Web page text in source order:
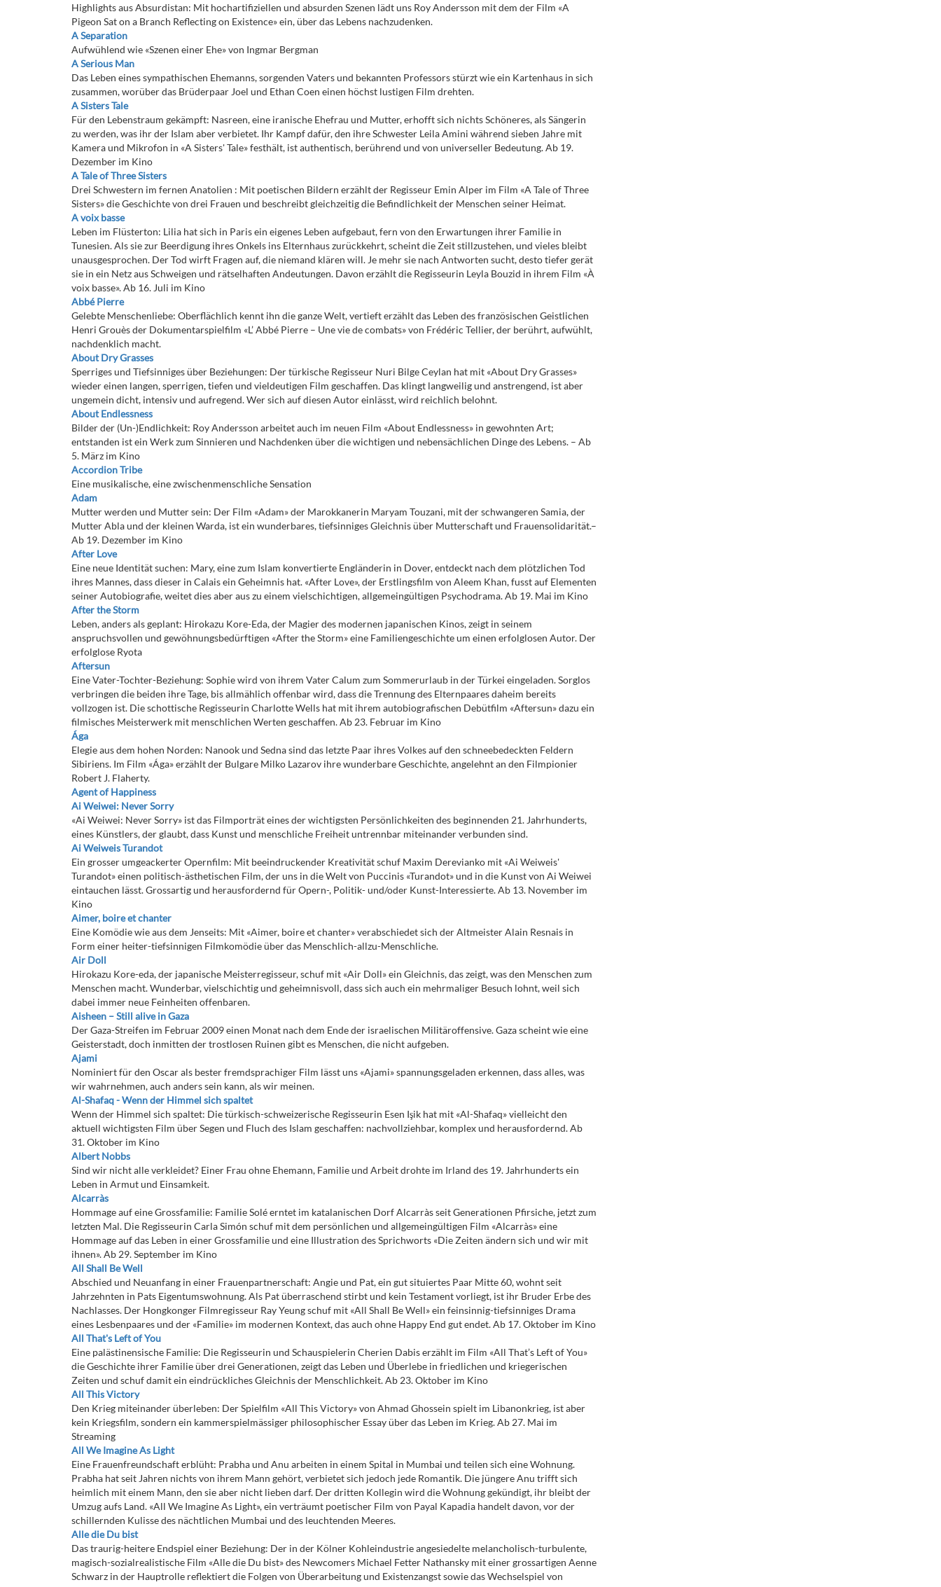
Highlights aus Absurdistan: Mit hochartifiziellen und absurden Szenen lädt uns Roy Andersson mit dem der Film «A
Pigeon Sat on a Branch Reflecting on Existence» ein, über das Lebens nachzudenken.
A Separation
Aufwühlend wie «Szenen einer Ehe» von Ingmar Bergman
A Serious Man
Das Leben eines sympathischen Ehemanns, sorgenden Vaters und bekannten Professors stürzt wie ein Kartenhaus in sich
zusammen, worüber das Brüderpaar Joel und Ethan Coen einen höchst lustigen Film drehten.
A Sisters Tale
Für den Lebenstraum gekämpft: Nasreen, eine iranische Ehefrau und Mutter, erhofft sich nichts Schöneres, als Sängerin
zu werden, was ihr der Islam aber verbietet. Ihr Kampf dafür, den ihre Schwester Leila Amini während sieben Jahre mit
Kamera und Mikrofon in «A Sisters' Tale» festhält, ist authentisch, berührend und von universeller Bedeutung. Ab 19.
Dezember im Kino
A Tale of Three Sisters
Drei Schwestern im fernen Anatolien : Mit poetischen Bildern erzählt der Regisseur Emin Alper im Film «A Tale of Three
Sisters» die Geschichte von drei Frauen und beschreibt gleichzeitig die Befindlichkeit der Menschen seiner Heimat.
A voix basse
Leben im Flüsterton: Lilia hat sich in Paris ein eigenes Leben aufgebaut, fern von den Erwartungen ihrer Familie in
Tunesien. Als sie zur Beerdigung ihres Onkels ins Elternhaus zurückkehrt, scheint die Zeit stillzustehen, und vieles bleibt
unausgesprochen. Der Tod wirft Fragen auf, die niemand klären will. Je mehr sie nach Antworten sucht, desto tiefer gerät
sie in ein Netz aus Schweigen und rätselhaften Andeutungen. Davon erzählt die Regisseurin Leyla Bouzid in ihrem Film «À
voix basse». Ab 16. Juli im Kino
Abbé Pierre
Gelebte Menschenliebe: Oberflächlich kennt ihn die ganze Welt, vertieft erzählt das Leben des französischen Geistlichen
Henri Grouès der Dokumentarspielfilm «L’ Abbé Pierre – Une vie de combats» von Frédéric Tellier, der berührt, aufwühlt,
nachdenklich macht.
About Dry Grasses
Sperriges und Tiefsinniges über Beziehungen: Der türkische Regisseur Nuri Bilge Ceylan hat mit «About Dry Grasses»
wieder einen langen, sperrigen, tiefen und vieldeutigen Film geschaffen. Das klingt langweilig und anstrengend, ist aber
ungemein dicht, intensiv und aufregend. Wer sich auf diesen Autor einlässt, wird reichlich belohnt.
About Endlessness
Bilder der (Un-)Endlichkeit: Roy Andersson arbeitet auch im neuen Film «About Endlessness» in gewohnten Art;
entstanden ist ein Werk zum Sinnieren und Nachdenken über die wichtigen und nebensächlichen Dinge des Lebens. – Ab
5. März im Kino
Accordion Tribe
Eine musikalische, eine zwischenmenschliche Sensation
Adam
Mutter werden und Mutter sein: Der Film «Adam» der Marokkanerin Maryam Touzani, mit der schwangeren Samia, der
Mutter Abla und der kleinen Warda, ist ein wunderbares, tiefsinniges Gleichnis über Mutterschaft und Frauensolidarität.–
Ab 19. Dezember im Kino
After Love
Eine neue Identität suchen: Mary, eine zum Islam konvertierte Engländerin in Dover, entdeckt nach dem plötzlichen Tod
ihres Mannes, dass dieser in Calais ein Geheimnis hat. «After Love», der Erstlingsfilm von Aleem Khan, fusst auf Elementen
seiner Autobiografie, weitet dies aber aus zu einem vielschichtigen, allgemeingültigen Psychodrama. Ab 19. Mai im Kino
After the Storm
Leben, anders als geplant: Hirokazu Kore-Eda, der Magier des modernen japanischen Kinos, zeigt in seinem
anspruchsvollen und gewöhnungsbedürftigen «After the Storm» eine Familiengeschichte um einen erfolglosen Autor. Der
erfolglose Ryota
Aftersun
Eine Vater-Tochter-Beziehung: Sophie wird von ihrem Vater Calum zum Sommerurlaub in der Türkei eingeladen. Sorglos
verbringen die beiden ihre Tage, bis allmählich offenbar wird, dass die Trennung des Elternpaares daheim bereits
vollzogen ist. Die schottische Regisseurin Charlotte Wells hat mit ihrem autobiografischen Debütfilm «Aftersun» dazu ein
filmisches Meisterwerk mit menschlichen Werten geschaffen. Ab 23. Februar im Kino
Ága
Elegie aus dem hohen Norden: Nanook und Sedna sind das letzte Paar ihres Volkes auf den schneebedeckten Feldern
Sibiriens. Im Film «Ága» erzählt der Bulgare Milko Lazarov ihre wunderbare Geschichte, angelehnt an den Filmpionier
Robert J. Flaherty.
Agent of Happiness
Ai Weiwei: Never Sorry
«Ai Weiwei: Never Sorry» ist das Filmporträt eines der wichtigsten Persönlichkeiten des beginnenden 21. Jahrhunderts,
eines Künstlers, der glaubt, dass Kunst und menschliche Freiheit untrennbar miteinander verbunden sind.
Ai Weiweis Turandot
Ein grosser umgeackerter Opernfilm: Mit beeindruckender Kreativität schuf Maxim Derevianko mit «Ai Weiweis'
Turandot» einen politisch-ästhetischen Film, der uns in die Welt von Puccinis «Turandot» und in die Kunst von Ai Weiwei
eintauchen lässt. Grossartig und herausfordernd für Opern-, Politik- und/oder Kunst-Interessierte. Ab 13. November im
Kino
Aimer, boire et chanter
Eine Komödie wie aus dem Jenseits: Mit «Aimer, boire et chanter» verabschiedet sich der Altmeister Alain Resnais in
Form einer heiter-tiefsinnigen Filmkomödie über das Menschlich-allzu-Menschliche.
Air Doll
Hirokazu Kore-eda, der japanische Meisterregisseur, schuf mit «Air Doll» ein Gleichnis, das zeigt, was den Menschen zum
Menschen macht. Wunderbar, vielschichtig und geheimnisvoll, dass sich auch ein mehrmaliger Besuch lohnt, weil sich
dabei immer neue Feinheiten offenbaren.
Aisheen – Still alive in Gaza
Der Gaza-Streifen im Februar 2009 einen Monat nach dem Ende der israelischen Militäroffensive. Gaza scheint wie eine
Geisterstadt, doch inmitten der trostlosen Ruinen gibt es Menschen, die nicht aufgeben.
Ajami
Nominiert für den Oscar als bester fremdsprachiger Film lässt uns «Ajami» spannungsgeladen erkennen, dass alles, was
wir wahrnehmen, auch anders sein kann, als wir meinen.
Al-Shafaq - Wenn der Himmel sich spaltet
Wenn der Himmel sich spaltet: Die türkisch-schweizerische Regisseurin Esen Işik hat mit «Al-Shafaq» vielleicht den
aktuell wichtigsten Film über Segen und Fluch des Islam geschaffen: nachvollziehbar, komplex und herausfordernd. Ab
31. Oktober im Kino
Albert Nobbs
Sind wir nicht alle verkleidet? Einer Frau ohne Ehemann, Familie und Arbeit drohte im Irland des 19. Jahrhunderts ein
Leben in Armut und Einsamkeit.
Alcarràs
Hommage auf eine Grossfamilie: Familie Solé erntet im katalanischen Dorf Alcarràs seit Generationen Pfirsiche, jetzt zum
letzten Mal. Die Regisseurin Carla Simón schuf mit dem persönlichen und allgemeingültigen Film «Alcarràs» eine
Hommage auf das Leben in einer Grossfamilie und eine Illustration des Sprichworts «Die Zeiten ändern sich und wir mit
ihnen». Ab 29. September im Kino
All Shall Be Well
Abschied und Neuanfang in einer Frauenpartnerschaft: Angie und Pat, ein gut situiertes Paar Mitte 60, wohnt seit
Jahrzehnten in Pats Eigentumswohnung. Als Pat überraschend stirbt und kein Testament vorliegt, ist ihr Bruder Erbe des
Nachlasses. Der Hongkonger Filmregisseur Ray Yeung schuf mit «All Shall Be Well» ein feinsinnig-tiefsinniges Drama
eines Lesbenpaares und der «Familie» im modernen Kontext, das auch ohne Happy End gut endet. Ab 17. Oktober im Kino
All That's Left of You
Eine palästinensische Familie: Die Regisseurin und Schauspielerin Cherien Dabis erzählt im Film «All That’s Left of You»
die Geschichte ihrer Familie über drei Generationen, zeigt das Leben und Überlebe in friedlichen und kriegerischen
Zeiten und schuf damit ein eindrückliches Gleichnis der Menschlichkeit. Ab 23. Oktober im Kino
All This Victory
Den Krieg miteinander überleben: Der Spielfilm «All This Victory» von Ahmad Ghossein spielt im Libanonkrieg, ist aber
kein Kriegsfilm, sondern ein kammerspielmässiger philosophischer Essay über das Leben im Krieg. Ab 27. Mai im
Streaming
All We Imagine As Light
Eine Frauenfreundschaft erblüht: Prabha und Anu arbeiten in einem Spital in Mumbai und teilen sich eine Wohnung.
Prabha hat seit Jahren nichts von ihrem Mann gehört, verbietet sich jedoch jede Romantik. Die jüngere Anu trifft sich
heimlich mit einem Mann, den sie aber nicht lieben darf. Der dritten Kollegin wird die Wohnung gekündigt, ihr bleibt der
Umzug aufs Land. «All We Imagine As Light», ein verträumt poetischer Film von Payal Kapadia handelt davon, vor der
schillernden Kulisse des nächtlichen Mumbai und des leuchtenden Meeres.
Alle die Du bist
Das traurig-heitere Endspiel einer Beziehung: Der in der Kölner Kohleindustrie angesiedelte melancholisch-turbulente,
magisch-sozialrealistische Film «Alle die Du bist» des Newcomers Michael Fetter Nathansky mit einer grossartigen Aenne
Schwarz in der Hauptrolle reflektiert die Folgen von Überarbeitung und Existenzangst sowie das Wechselspiel von